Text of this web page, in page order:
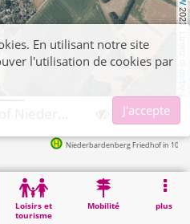
2021, Lizenz
dl-de/by-2-0
Loisirs et
tourisme
Mobilité plus
Niederbardenberg Friedhof in 105m
Herzogenrath, Friedhof Niederbardenberg
En utilisant notre site
l'utilisation de cookies par
J'accepte